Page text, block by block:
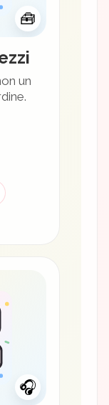
🧰
un
🎧